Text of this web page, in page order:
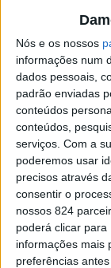
Nós e os nossos
informações num
dados pessoais,
padrão enviadas
conteúdos
conteúdos,
serviços. Com a
poderemos usar
precisos através
consentir o
nossos 824
poderá clicar
informações mais
preferências
Política
Novo
de
mil